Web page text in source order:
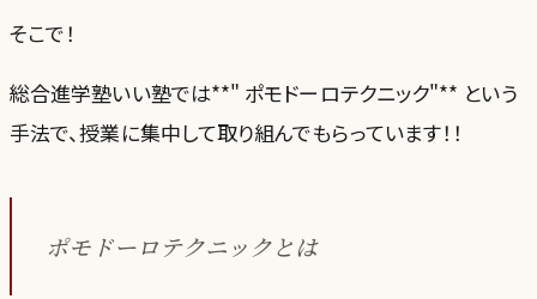
そこで！
総合進学塾いい塾では**" ポモドーロテクニック"** という
手法で、授業に集中して取り組んでもらっています！！
ポモドーロテクニックとは